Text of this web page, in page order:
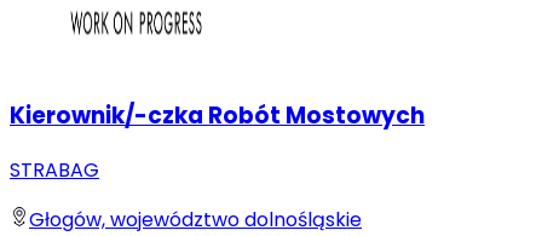
Kierownik/-czka Robót Mostowych
STRABAG
Głogów, województwo dolnośląskie